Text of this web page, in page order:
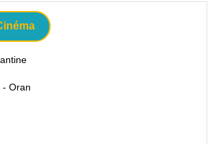
- Oran